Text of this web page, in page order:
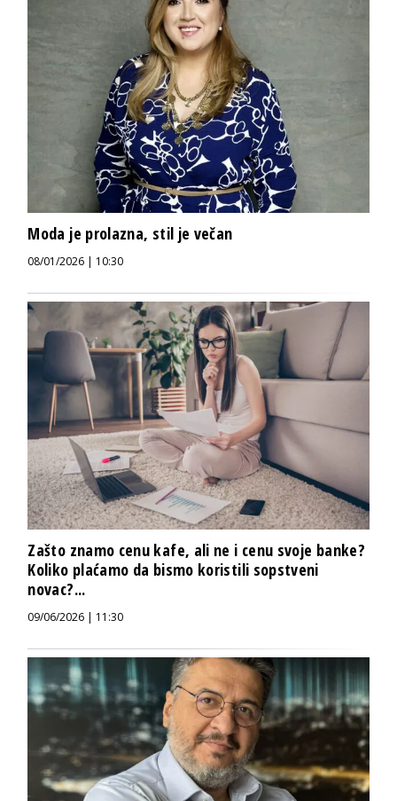
Moda je prolazna, stil je večan
08/01/2026 | 10:30
Zašto znamo cenu kafe, ali ne i cenu svoje banke?
Koliko plaćamo da bismo koristili sopstveni
novac?...
09/06/2026 | 11:30